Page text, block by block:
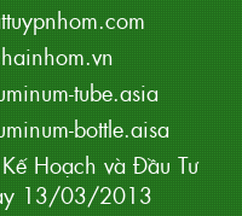
tube.asia
bottle.aisa
Hoạch và Đầu Tư
13/03/2013